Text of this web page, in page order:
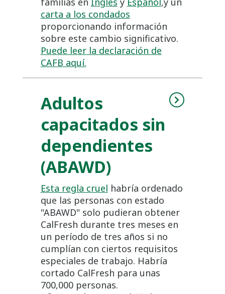
carta a los condados
proporcionando información
sobre este cambio significativo.
Puede leer la declaración de
CAFB aquí.
Adultos
capacitados sin
dependientes
(ABAWD)
Esta regla cruel habría ordenado
que las personas con estado
"ABAWD" solo pudieran obtener
CalFresh durante tres meses en
un período de tres años si no
cumplían con ciertos requisitos
especiales de trabajo. Habría
cortado CalFresh para unas
700,000 personas.